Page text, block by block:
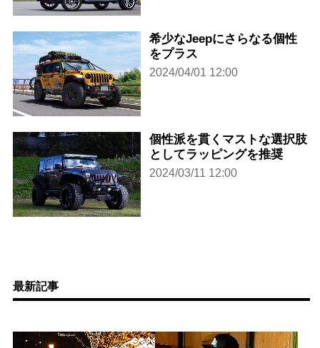
希少なJeepにさらなる個性
をプラス
2024/04/01 12:00
個性派を貫くマストな選択肢
としてラッピングを推奨
2024/03/11 12:00
最新記事